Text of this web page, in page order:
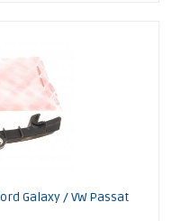
Galaxy / VW Passat